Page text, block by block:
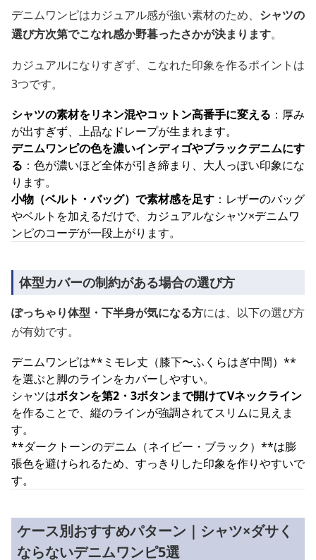
デニムワンピはカジュアル感が強い素材のため、 シャツの
選び方次第でこなれ感か野暮ったさかが決まります。
カジュアルになりすぎず、こなれた印象を作るポイントは
3つです。
シャツの素材をリネン混やコットン高番手に変える ：厚み
が出すぎず、上品なドレープが生まれます。
デニムワンピの色を濃いインディゴやブラックデニムにす
る ：色が濃いほど全体が引き締まり、大人っぽい印象にな
ります。
小物（ベルト・バッグ）で素材感を足す ：レザーのバッグ
やベルトを加えるだけで、カジュアルなシャツ×デニムワ
ンピのコーデが一段上がります。
体型カバーの制約がある場合の選び方
ぽっちゃり体型・下半身が気になる方には、以下の選び方
が有効です。
デニムワンピは**ミモレ丈（膝下〜ふくらはぎ中間）**
を選ぶと脚のラインをカバーしやすい。
シャツはボタンを第2・3ボタンまで開けてVネックライン
を作ることで、縦のラインが強調されてスリムに見えま
す。
**ダークトーンのデニム（ネイビー・ブラック）**は膨
張色を避けられるため、すっきりした印象を作りやすいで
す。
ケース別おすすめパターン｜シャツ×ダサく
ならないデニムワンピ5選